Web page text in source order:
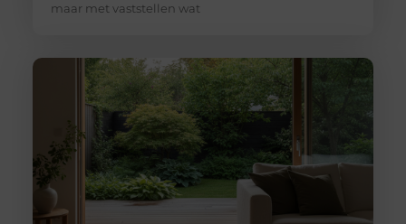
maar met vaststellen wat